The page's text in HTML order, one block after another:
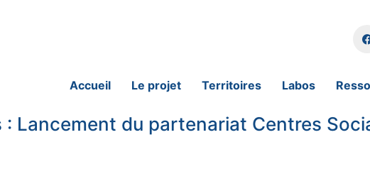
Accueil Le projet Territoires Labos
: Lancement du partenariat Centres